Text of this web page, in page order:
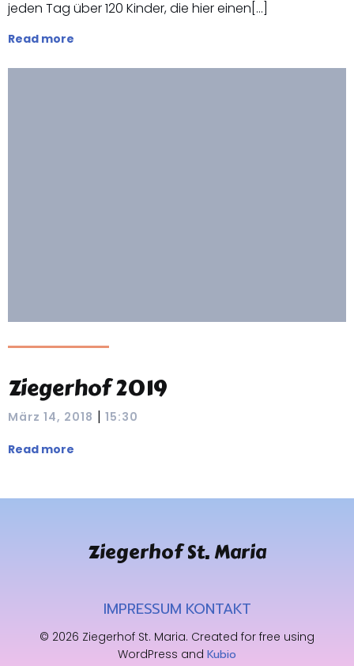
jeden Tag über 120 Kinder, die hier einen[…]
Read more
Ziegerhof 2019
März 14, 2018 | 15:30
Read more
Ziegerhof St. Maria
IMPRESSUM KONTAKT
© 2026 Ziegerhof St. Maria. Created for free using
WordPress and Kubio